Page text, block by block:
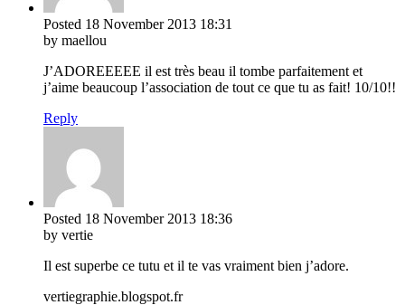
Posted 18 November 2013 18:31
by maellou
J’ADOREEEEE il est très beau il tombe parfaitement et
j’aime beaucoup l’association de tout ce que tu as fait! 10/10!!
Reply
Posted 18 November 2013 18:36
by vertie
Il est superbe ce tutu et il te vas vraiment bien j’adore.
vertiegraphie.blogspot.fr